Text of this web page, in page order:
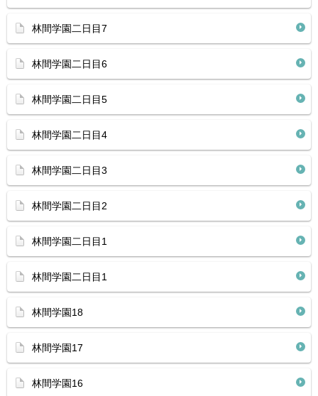
林間学園二日目7
林間学園二日目6
林間学園二日目5
林間学園二日目4
林間学園二日目3
林間学園二日目2
林間学園二日目1
林間学園二日目1
林間学園18
林間学園17
林間学園16